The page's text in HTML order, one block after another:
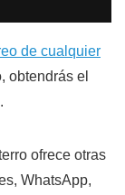
de cualquier
obtendrás el
ofrece otras
WhatsApp,